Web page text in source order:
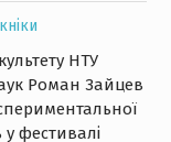
НТУ
Роман Зайцев
у фестивалі